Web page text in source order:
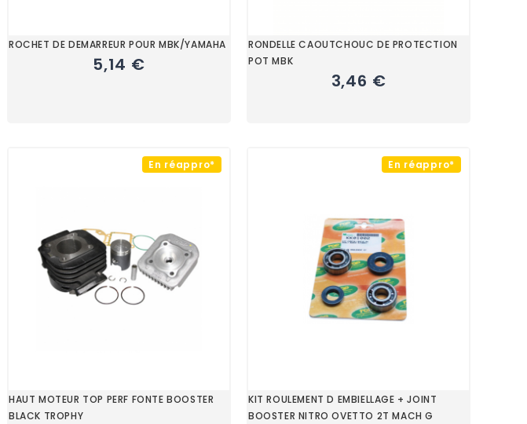
ROCHET DE DEMARREUR POUR MBK/YAMAHA
5,14 €
RONDELLE CAOUTCHOUC DE PROTECTION
POT MBK
3,46 €
En réappro*
HAUT MOTEUR TOP PERF FONTE BOOSTER
BLACK TROPHY
En réappro*
KIT ROULEMENT D EMBIELLAGE + JOINT
BOOSTER NITRO OVETTO 2T MACH G